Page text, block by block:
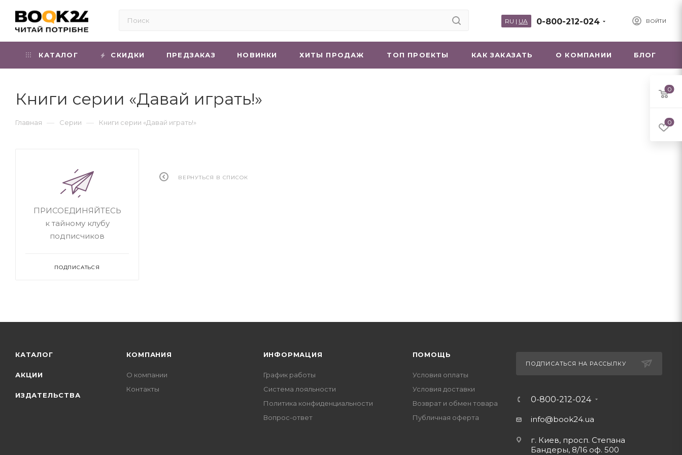
ВОЙТИ
0-800-212-024
RU | UA
КАТАЛОГ СКИДКИ ПРЕДЗАКАЗ НОВИНКИ ХИТЫ ПРОДАЖ ТОП ПРОЕКТЫ КАК ЗАКАЗАТЬ О КОМПАНИИ БЛОГ
Книги серии «Давай играть!»
Главная — Серии — Книги серии «Давай играть!»
ВЕРНУТЬСЯ В СПИСОК
ПРИСОЕДИНЯЙТЕСЬ
к тайному клубу
подписчиков
ПОДПИСАТЬСЯ
КАТАЛОГ
АКЦИИ
ИЗДАТЕЛЬСТВА
КОМПАНИЯ
О компании
Контакты
ИНФОРМАЦИЯ
График работы
Система лояльности
Политика конфиденциальности
Вопрос-ответ
ПОМОЩЬ
Условия оплаты
Условия доставки
Возврат и обмен товара
Публичная оферта
ПОДПИСАТЬСЯ НА РАССЫЛКУ
0-800-212-024
info@book24.ua
г. Киев, просп. Степана
Бандеры, 8/16 оф. 500
0
0